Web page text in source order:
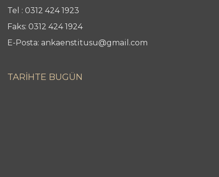
Tel : 0312 424 1923
Faks: 0312 424 1924
E-Posta: ankaenstitusu@gmail.com
TARİHTE BUGÜN